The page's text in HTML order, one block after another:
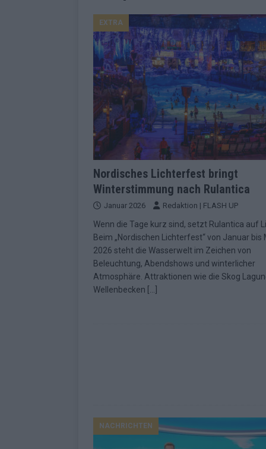
[ Mai 2026 ] ESC-Finale morgen:
KOMMENTAR
[ Mai 2026 ] „Douze Points“ – wie
EUROVISION
[ Mai 2026 ] Das ESC-Finale ist
[ Mai 2026 ] JJ hat den Abend
KOMMENTAR
[ Mai 2026 ] ESC-Halbfinale 2: Das
EXTRA
[ Juni 2026 ] Monaco, Sallys Café,
[ Mai 2026 ] DARA gewinnt verdient,
KOMMENTAR
EXTRA
Nordisches Lichterfest bringt
Winterstimmung nach Rulantica
Januar 2026 Redaktion | FLASH UP
Wenn die Tage kurz sind, setzt Rulantica auf
Beim „Nordischen Lichterfest“ von Januar bis
2026 steht die Wasserwelt im Zeichen von
Beleuchtung, Abendshows und winterlicher
Atmosphäre. Attraktionen wie die Skog
Wellenbecken
NACHRICHTEN